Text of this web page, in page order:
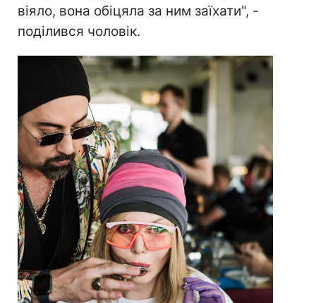
віяло, вона обіцяла за ним заїхати", -
поділився чоловік.